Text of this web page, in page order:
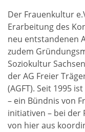
Der Frauenkultur
Erarbeitung des
neu entstandenen
zudem
Soziokultur
der AG Freier
(AGFT). Seit 1995
– ein Bündnis von
initiativen – bei der
von hier aus